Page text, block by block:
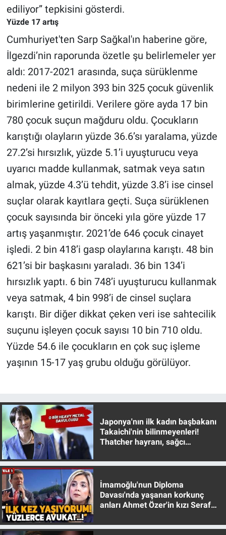
ediliyor” tepkisini gösterdi.
Yüzde 17 artış
Cumhuriyet'ten Sarp Sağkal'ın haberine göre,
İlgezdi’nin raporunda özetle şu belirlemeler yer
aldı: 2017-2021 arasında, suça sürüklenme
nedeni ile 2 milyon 393 bin 325 çocuk güvenlik
birimlerine getirildi. Verilere göre ayda 17 bin
780 çocuk suçun mağduru oldu. Çocukların
karıştığı olayların yüzde 36.6’sı yaralama, yüzde
27.2’si hırsızlık, yüzde 5.1’i uyuşturucu veya
uyarıcı madde kullanmak, satmak veya satın
almak, yüzde 4.3’ü tehdit, yüzde 3.8’i ise cinsel
suçlar olarak kayıtlara geçti. Suça sürüklenen
çocuk sayısında bir önceki yıla göre yüzde 17
artış yaşanmıştır. 2021’de 646 çocuk cinayet
işledi. 2 bin 418’i gasp olaylarına karıştı. 48 bin
621’si bir başkasını yaraladı. 36 bin 134’i
hırsızlık yaptı. 6 bin 748’i uyuşturucu kullanmak
veya satmak, 4 bin 998’i de cinsel suçlara
karıştı. Bir diğer dikkat çeken veri ise sahtecilik
suçunu işleyen çocuk sayısı 10 bin 710 oldu.
Yüzde 54.6 ile çocukların en çok suç işleme
yaşının 15-17 yaş grubu olduğu görülüyor.
Japonya'nın ilk kadın başbakanı
Takaichi'nin bilinmeyenleri!
Thatcher hayranı, sağcı
İmamoğlu'nun Diploma
Davası'nda yaşanan korkunç
anları Ahmet Özer'in kızı Seraf
Koronavirüs
Kültür Sanat
Ne demişti
Nedir
Popüler
Programlar
Spor
Teknoloji
Türkiye'nin Geleceği
Türkiye'nin Gündemi
Yerel Gündem
Yerel Yaşam
Canlı Yayın